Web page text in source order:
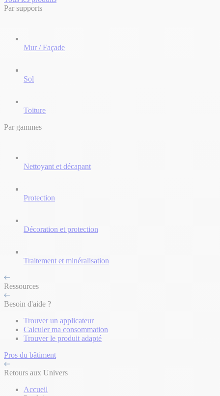
Par supports
Mur / Façade
Sol
Toiture
Par gammes
Nettoyant et décapant
Protection
Décoration et protection
Traitement et minéralisation
Ressources
Besoin d'aide ?
Trouver un applicateur
Calculer ma consommation
Trouver le produit adapté
Pros du bâtiment
Retours aux Univers
Accueil